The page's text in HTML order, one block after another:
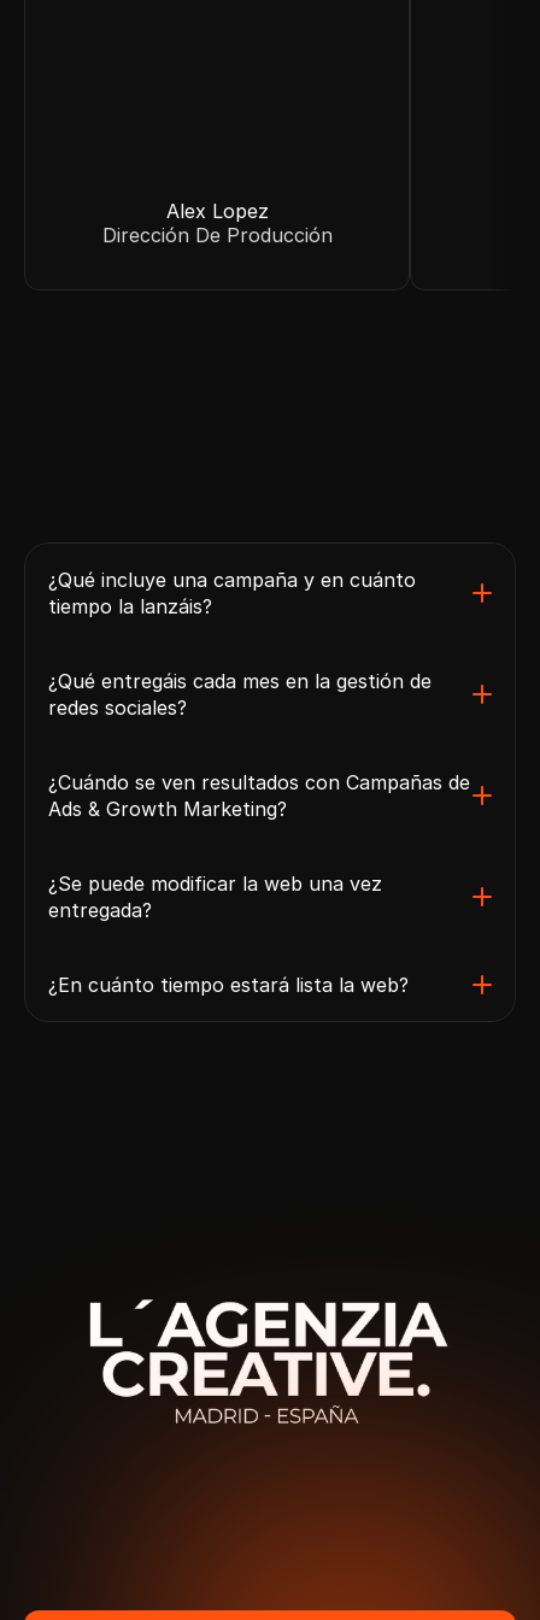
Alex Lopez
Dirección De Producción
¿Qué incluye una campaña y en cuánto
tiempo la lanzáis?
¿Qué entregáis cada mes en la gestión de
redes sociales?
¿Cuándo se ven resultados con Campañas de
Ads & Growth Marketing?
¿Se puede modificar la web una vez
entregada?
¿En cuánto tiempo estará lista la web?